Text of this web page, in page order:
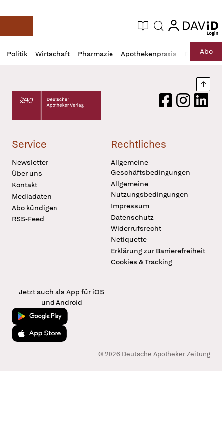
Deutsche Apotheker Zeitung
Aktuelle Ausgabe
Suche login
login
Politik Wirtschaft Pharmazie Apothekenpraxis RechtAbo
Profil
öffnen
Daz
Pur
Deutscher Apotheker Verlag Logo
FacebookInstagram
Service
Newsletter
Über uns
Kontakt
Mediadaten
Abo kündigen
RSS-Feed
Rechtliches
Allgemeine
Geschäftsbedingungen
Allgemeine
Nutzungsbedingungen
Impressum
Datenschutz
Widerrufsrecht
Netiquette
Erklärung zur Barrierefreiheit
Cookies & Tracking
Jetzt auch als App für iOS
und Android
Jetzt bei Google Play
Laden im App Store
© 2026 Deutsche Apotheker Zeitung